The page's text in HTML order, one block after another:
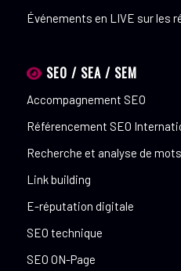
Événements en LIVE sur les
SEO / SEA / SEM
Accompagnement SEO
Référencement SEO
Recherche et analyse de
Link building
E-réputation digitale
SEO technique
SEO ON-Page